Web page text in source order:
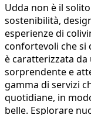
Udda non è il
sostenibilità,
esperienze di
confortevoli che si
è caratterizzata
sorprendente e
gamma di servizi
quotidiane, in
belle. Esplorare